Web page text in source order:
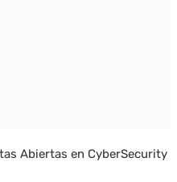
Abiertas en CyberSecurity